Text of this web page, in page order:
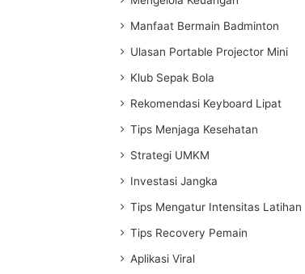
Manfaat Bermain Badminton
Ulasan Portable Projector Mini
Klub Sepak Bola
Rekomendasi Keyboard Lipat
Tips Menjaga Kesehatan
Strategi UMKM
Investasi Jangka
Tips Mengatur Intensitas Latihan
Tips Recovery Pemain
Aplikasi Viral